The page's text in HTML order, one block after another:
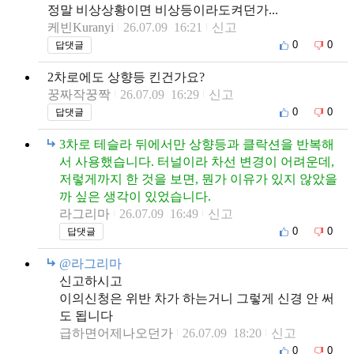
정말 비상상황이면 비상등이라도켜던가...
케빈Kuranyi
26.07.09 16:21 신고
답댓글 0 0
2차로에도 상향등 킨건가요?
꿍짜작꿍짝
26.07.09 16:29 신고
답댓글 0 0
3차로 테슬라 뒤에서만 상향등과 클락션을 반복해
서 사용했습니다. 터널이라 차선 변경이 어려운데,
저렇게까지 한 것을 보면, 뭔가 이유가 있지 않았을
까 싶은 생각이 있었습니다.
라그리마
26.07.09 16:49 신고
답댓글 0 0
@라그리마
신고하시고
이의신청은 위반 차가 하는거니 그렇게 신경 안 써
도 됩니다
급하면어제나오던가
26.07.09 18:20 신고
0 0